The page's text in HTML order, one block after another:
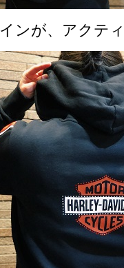
ンが、アクテ